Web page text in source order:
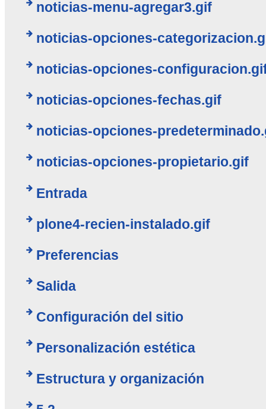
noticias-menu-agregar3.gif
noticias-opciones-
noticias-opciones-
noticias-opciones-fechas.gif
noticias-opciones-
noticias-opciones-propietario.gif
Entrada
plone4-recien-instalado.gif
Preferencias
Salida
Configuración del sitio
Personalización estética
Estructura y organización